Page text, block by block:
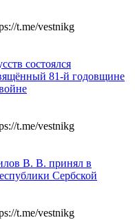
t.me/vestnikg
состоялся
81-й годовщине
t.me/vestnikg
В. В. принял в
Сербской
t.me/vestnikg